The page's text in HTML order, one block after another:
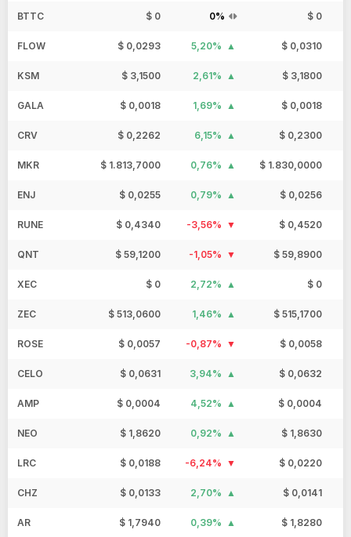
BTTC $ 0 0% $ 0
FLOW $ 0,0293 5,20% $ 0,0310
KSM $ 3,1500 2,61% $ 3,1800
GALA $ 0,0018 1,69% $ 0,0018
CRV $ 0,2262 6,15% $ 0,2300
MKR $ 1.813,7000 0,76% $ 1.830,0000
ENJ $ 0,0255 0,79% $ 0,0256
RUNE $ 0,4340 -3,56% $ 0,4520
QNT $ 59,1200 -1,05% $ 59,8900
XEC $ 0 2,72% $ 0
ZEC $ 513,0600 1,46% $ 515,1700
ROSE $ 0,0057 -0,87% $ 0,0058
CELO $ 0,0631 3,94% $ 0,0632
AMP $ 0,0004 4,52% $ 0,0004
NEO $ 1,8620 0,92% $ 1,8630
LRC $ 0,0188 -6,24% $ 0,0220
CHZ $ 0,0133 2,70% $ 0,0141
AR $ 1,7940 0,39% $ 1,8280